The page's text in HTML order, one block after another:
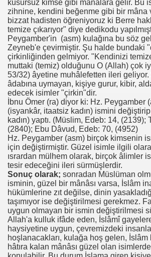
kusursuz kimse gibi mânalara gelir. Bu
zihnine, kendini beğenme gibi bir mâna
bizzat hadisten öğreniyoruz ki Berre
temize çıkarıyor" diye dedikodu
Peygamber'in (asm) kulağına bu söz
Zeyneb'e çevirmiştir. Şu halde bundaki
çirkinliğinden gelmiyor. "Kendinizi
muttaki (temiz) olduğunu O (Allah) çok
53/32) âyetine muhâlefetten ileri
âdabına uymayan, kişiye gurur, kibir,
edecek isimler "çirkin"dir.
İbnu Ömer (ra) diyor ki: Hz. Peygamber
(isyankâr, itaatsiz kadın) ismini
kadın) yaptı. (Müslim, Edeb: 14, (2139);
(2840); Ebu Dâvud, Edeb: 70, (4952)
Hz. Peygamber (asm) birçok kimsenin
için değiştirmiştir. Güzel isimle ilgili
ısrardan mülhem olarak, birçok âlimler
tesir edeceğini ileri sürmüşlerdir.
Sonuç olarak; sonradan Müslüman
isminin, güzel bir mânâsı varsa, İslâm
hükümlerine zıt değilse, dinin
taşımıyor ise değiştirilmesi gerekmez.
uygun olmayan bir ismin değiştirilmesi
Allah'a kulluk ifâde eden, İslâmî
haysiyetine uygun, çevremizdeki
hoşlanacakları, kulağa hoş gelen,
hâtıra kalan mânâsı güzel olan